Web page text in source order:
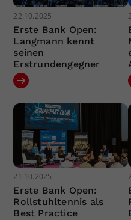
22.10.2025
Erste Bank Open:
Langmann kennt
seinen
Erstrundengegner
21.10.2025
Erste Bank Open:
Rollstuhltennis als
Best Practice